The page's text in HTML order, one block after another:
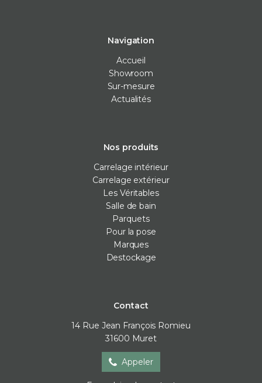
Navigation
Accueil
Showroom
Sur-mesure
Actualités
Nos produits
Carrelage intérieur
Carrelage extérieur
Les Véritables
Salle de bain
Parquets
Pour la pose
Marques
Destockage
Contact
14 Rue Jean François Romieu
31600 Muret
Appeler